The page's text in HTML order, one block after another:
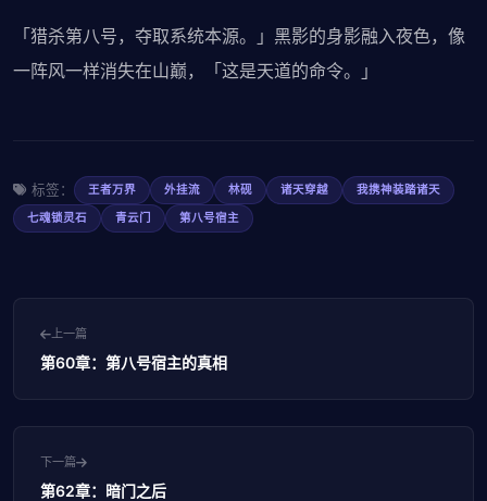
「猎杀第八号，夺取系统本源。」黑影的身影融入夜色，像
一阵风一样消失在山巅，「这是天道的命令。」
标签： 王者万界 外挂流 林砚 诸天穿越
我携神装踏诸天
七魂锁灵石
青云门 第八号宿主
上一篇
第60章：第八号宿主的真相
下一篇
第62章：暗门之后